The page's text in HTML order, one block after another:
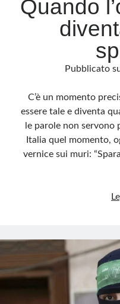
Quando
Pubblicato
C’è un momento
essere tale e diventa
le parole non servono
Italia quel momento,
vernice sui muri: